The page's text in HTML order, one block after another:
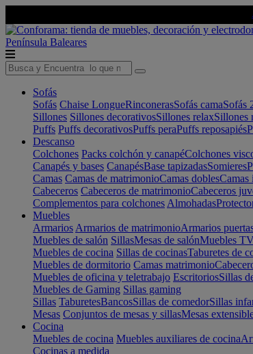
Península Baleares
Sofás
Sofás Chaise LongueRinconerasSofás camaSofás
Sillones Sillones decorativosSillones relaxSillones
Puffs Puffs decorativosPuffs peraPuffs reposapiés
Descanso
Colchones Packs colchón y canapéColchones
Canapés y bases CanapésBase tapizadasSomieres
Camas Camas de matrimonioCamas doblesCamas
Cabeceros Cabeceros de matrimonioCabeceros
Complementos para colchones Almohadas
Muebles
Armarios Armarios de matrimonioArmarios
Muebles de salón SillasMesas de salónMuebles TV
Muebles de cocina Sillas de cocinasTaburetes de
Muebles de dormitorio Camas matrimonio
Muebles de oficina y teletrabajo EscritoriosSillas
Muebles de Gaming Sillas gaming
Sillas TaburetesBancosSillas de comedorSillas
Mesas Conjuntos de mesas y sillasMesas
Cocina
Muebles de cocina Muebles auxiliares de cocina
Cocinas a medida